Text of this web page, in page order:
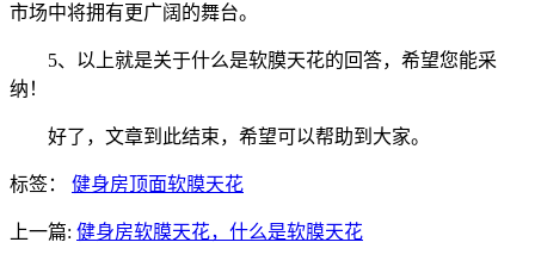
市场中将拥有更广阔的舞台。
5、以上就是关于什么是软膜天花的回答，希望您能采
纳！
好了，文章到此结束，希望可以帮助到大家。
标签： 健身房顶面软膜天花
上一篇: 健身房软膜天花，什么是软膜天花